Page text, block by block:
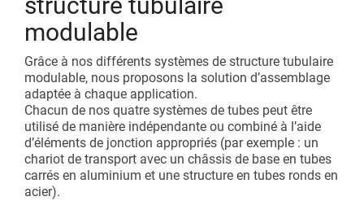
modulable
Grâce à nos différents systèmes de structure tubulaire
modulable, nous proposons la solution d’assemblage
adaptée à chaque application.
Chacun de nos quatre systèmes de tubes peut être
utilisé de manière indépendante ou combiné à l’aide
d’éléments de jonction appropriés (par exemple : un
chariot de transport avec un châssis de base en tubes
carrés en aluminium et une structure en tubes ronds en
acier).